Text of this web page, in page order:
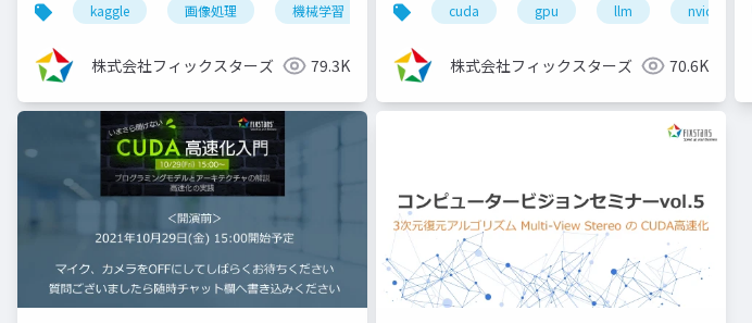
kaggle 画像処理 機械学習 深層学習 ディープラーニング コンペ
株式会社フィックスターズ 79.3K
cuda gpu llm nvidia
株式会社フィックスターズ 70.6K